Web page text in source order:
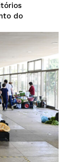
do